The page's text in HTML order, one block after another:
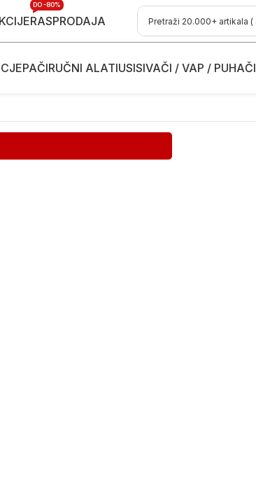
RASPRODAJA
DO -80%
RUČNI ALATIUSISIVAČI / VAP / PUHAČI